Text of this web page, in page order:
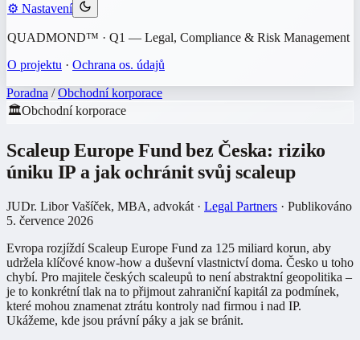
⚙️ Nastavení
QUADMOND™ · Q1 — Legal, Compliance & Risk Management
O projektu · Ochrana os. údajů
Poradna / Obchodní korporace
🏛️Obchodní korporace
Scaleup Europe Fund bez Česka: riziko
úniku IP a jak ochránit svůj scaleup
JUDr. Libor Vašíček, MBA, advokát · Legal Partners · Publikováno
5. července 2026
Evropa rozjíždí Scaleup Europe Fund za 125 miliard korun, aby
udržela klíčové know-how a duševní vlastnictví doma. Česko u toho
chybí. Pro majitele českých scaleupů to není abstraktní geopolitika –
je to konkrétní tlak na to přijmout zahraniční kapitál za podmínek,
které mohou znamenat ztrátu kontroly nad firmou i nad IP.
Ukážeme, kde jsou právní páky a jak se bránit.